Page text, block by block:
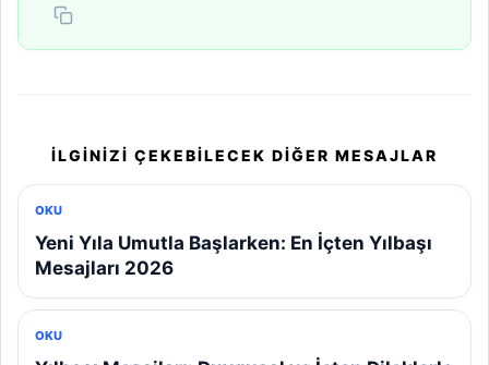
İLGINIZI ÇEKEBILECEK DIĞER MESAJLAR
OKU
Yeni Yıla Umutla Başlarken: En İçten Yılbaşı
Mesajları 2026
OKU